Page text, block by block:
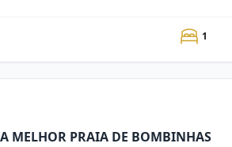
1
MELHOR PRAIA DE BOMBINHAS